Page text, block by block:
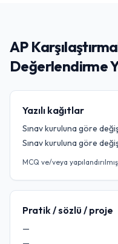
AP
Değerlendirme
Yazılı kağıtlar
Sınav kuruluna göre
Sınav kuruluna göre
MCQ ve/veya
Pratik / sözlü / proje
—